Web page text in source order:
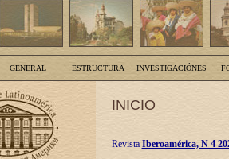
GENERAL ESTRUCTURA INVESTIGACIÓNES
INICIO
Revista Iberoamérica, N 4